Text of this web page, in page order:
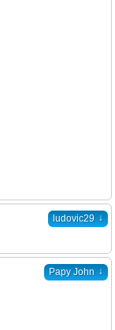
ludovic29 ↓
Papy John ↓